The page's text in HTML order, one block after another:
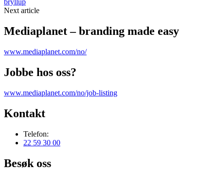
bryllup
Next article
Mediaplanet – branding made easy
www.mediaplanet.com/no/
Jobbe hos oss?
www.mediaplanet.com/no/job-listing
Kontakt
Telefon:
22 59 30 00
Besøk oss